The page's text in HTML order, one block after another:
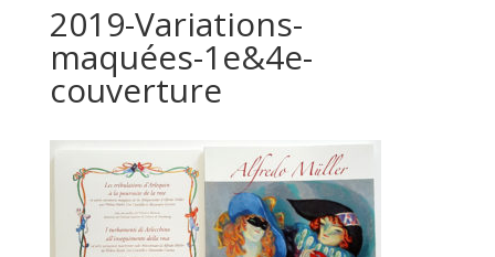
2019-Variations-
maquées-1e&4e-
couverture